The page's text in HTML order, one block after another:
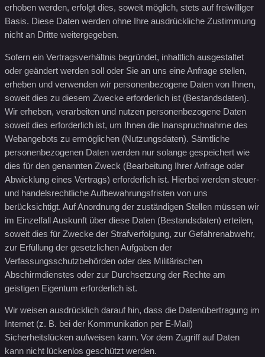
erhoben werden, erfolgt dies, soweit möglich, stets auf freiwilliger
Basis. Diese Daten werden ohne Ihre ausdrückliche Zustimmung
nicht an Dritte weitergegeben.
Sofern ein Vertragsverhältnis begründet, inhaltlich ausgestaltet
oder geändert werden soll oder Sie an uns eine Anfrage stellen,
erheben und verwenden wir personenbezogene Daten von Ihnen,
soweit dies zu diesem Zwecke erforderlich ist (Bestandsdaten).
Wir erheben, verarbeiten und nutzen personenbezogene Daten
soweit dies erforderlich ist, um Ihnen die Inanspruchnahme des
Webangebots zu ermöglichen (Nutzungsdaten). Sämtliche
personenbezogenen Daten werden nur solange gespeichert wie
dies für den genannten Zweck (Bearbeitung Ihrer Anfrage oder
Abwicklung eines Vertrags) erforderlich ist. Hierbei werden steuer-
und handelsrechtliche Aufbewahrungsfristen von uns
berücksichtigt. Auf Anordnung der zuständigen Stellen müssen wir
im Einzelfall Auskunft über diese Daten (Bestandsdaten) erteilen,
soweit dies für Zwecke der Strafverfolgung, zur Gefahrenabwehr,
zur Erfüllung der gesetzlichen Aufgaben der
Verfassungsschutzbehörden oder des Militärischen
Abschirmdienstes oder zur Durchsetzung der Rechte am
geistigen Eigentum erforderlich ist.
Wir weisen ausdrücklich darauf hin, dass die Datenübertragung im
Internet (z. B. bei der Kommunikation per E-Mail)
Sicherheitslücken aufweisen kann. Vor dem Zugriff auf Daten
kann nicht lückenlos geschützt werden.